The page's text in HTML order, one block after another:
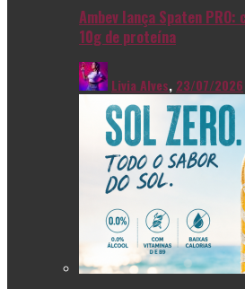
Ambev lança Spaten
10g de proteína
Livia Alves, 23/07/2026